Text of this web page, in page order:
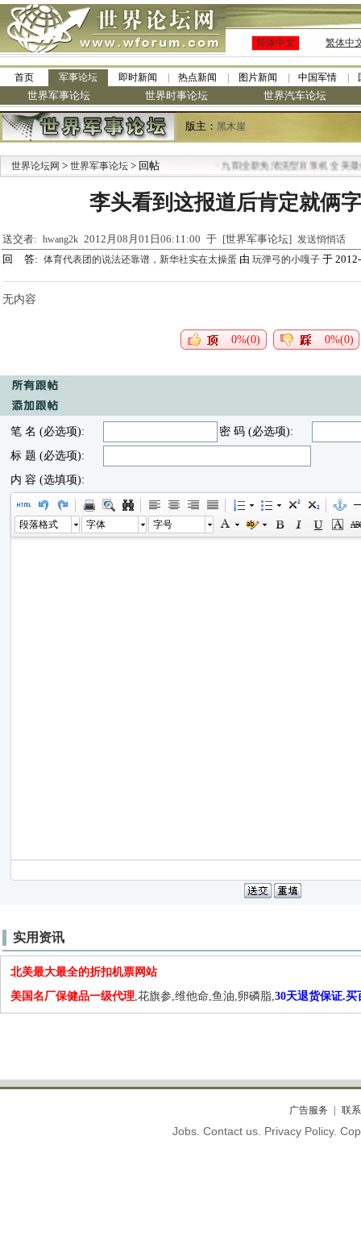
简体中文 繁体中
首页 军事论坛 即时新闻 热点新闻 图片新闻 中国军情
世界军事论坛 世界时事论坛 世界汽车论坛
版主： 黑木崖
世界论坛网 > 世界军事论坛 > 回帖 九阳全新免清洗型豆浆机 全美最低
李头看到这报道后肯定就俩
送交者: hwang2k 2012月08月01日06:11:00 于 [世界军事论坛] 发送悄悄话
回 答: 体育代表团的说法还靠谱，新华社实在太操蛋 由 玩弹弓的小嘎子 于
无内容
0%(0) 0%(0)
笔 名 (必选项):
密 码 (必选项):
标 题 (必选项):
内 容 (选填项):
段落格式 字体 字号
实用资讯
北美最大最全的折扣机票网站
美国名厂保健品一级代理,花旗参,维他命,鱼油,卵磷脂,30天退货保证.买
广告服务 联
Jobs. Contact us. Privacy Policy.